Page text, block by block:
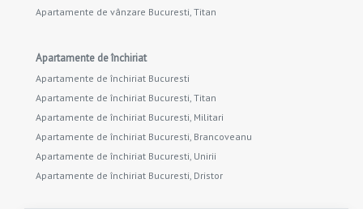
Apartamente de vânzare Bucuresti, Titan
Apartamente de închiriat
Apartamente de închiriat Bucuresti
Apartamente de închiriat Bucuresti, Titan
Apartamente de închiriat Bucuresti, Militari
Apartamente de închiriat Bucuresti, Brancoveanu
Apartamente de închiriat Bucuresti, Unirii
Apartamente de închiriat Bucuresti, Dristor